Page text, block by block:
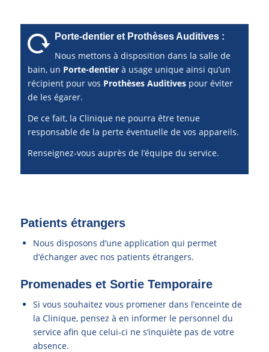
Porte-dentier et Prothèses Auditives :
Nous mettons à disposition dans la salle de
bain, un Porte-dentierà usage unique ainsi qu’un
récipient pour vos Prothèses Auditives pour éviter
de les égarer.
De ce fait, la Clinique ne pourra être tenue
responsable de la perte éventuelle de vos appareils.
Renseignez-vous auprès de l’équipe du service.
Patients étrangers
Nous disposons d’une application qui permet
d’échanger avec nos patients étrangers.
Promenades et Sortie Temporaire
Si vous souhaitez vous promener dans l’enceinte de
la Clinique, pensez à en informer le personnel du
service afin que celui-ci ne s’inquiète pas de votre
absence.